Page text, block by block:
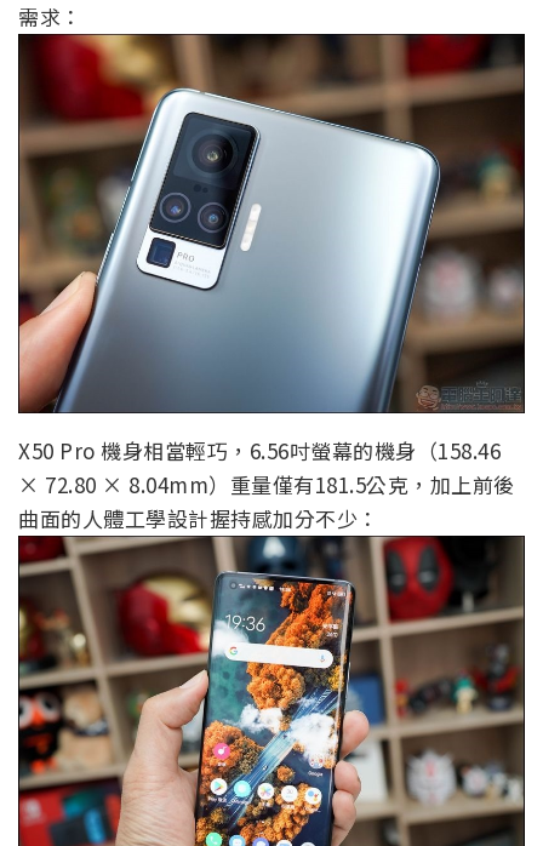
需求：
X50 Pro 機身相當輕巧，6.56吋螢幕的機身（158.46
× 72.80 × 8.04mm）重量僅有181.5公克，加上前後
曲面的人體工學設計握持感加分不少：